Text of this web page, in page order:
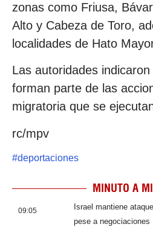
zonas como Friusa,
Alto y Cabeza de Toro,
localidades de Hato
Las autoridades
forman parte de las
migratoria que se
rc/mpv
#deportaciones
MINUTO A
09:05
Israel mantiene
pese a negociaciones